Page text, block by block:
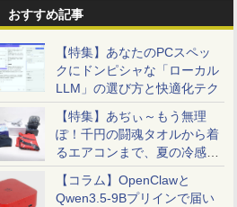
おすすめ記事
【特集】あなたのPCスペッ
クにドンピシャな「ローカル
LLM」の選び方と快適化テク
【特集】あぢぃ～もう無理
ぽ！千円の闘魂タオルから着
るエアコンまで、夏の冷感グ
ッズ一挙紹介
【コラム】OpenClawと
Qwen3.5-9Bプリインで届い
活 13インチ超軽
900gノートパソ
Dynabook 富士
代Core i5/i7 ア
ト 最大メモリ
【マラソン限定
30%OFF】中古 店長おま
かせパソコン Core i5 第
10世代 メモリ8GB 16GB
SSD240GB 15インチ
￥32,800
【1500
【WEBカ
付き】ノ
モリ
￥24,800
ン使用で48,260円 8/2～10】タッ
・WEBカメラ・第10世代i5・
｜Office付き｜DELL
3280 AIO｜21.5型 IPSフルHD｜
Pro｜NVMe SSD 256GB｜
新品 一体型デス
ルHD液晶
Core i7 メモリ
超薄型 初期設定済
ルー選択可
￥69,800
ト限定】
23.8インチ
搭載 180Hz対
解
ミングモニター
【VRR対応・240Hzの速
さを体感せよ】黒/白 ゲー
ミングモニター 240Hz モ
ニター 23.8インチ FHD
1080p 非光沢 IPSパネル
￥18,999
【エント
ポイント
で】
ター
￥19,800
Veterinary Drug
PLUMBS
DRUG
[ James A.
【3千円以上送料無料】タ
ッチペンで音が聞ける!は
じめてずかん1000 英語つ
き／小学館辞典編集部
￥5,478
タッチペ
る！ はじ
英語つき
こども 子
￥5,478